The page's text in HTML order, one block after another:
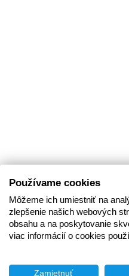
Používame cookies
Môžeme ich umiestniť na
zlepšenie našich webových
obsahu a na poskytovanie
viac informácií o cookies
Zamietnuť